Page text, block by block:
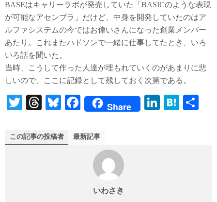
BASEはキャリーラボが発売していた「BASICのような表現
が可能なアセンブラ」だけど、中身を開発していたのはア
ルファシステムの今ではお偉いさんになった創業メンバー
あたり。これまたハドソンで一緒に仕事してたとき、いろ
いろ話を聞いた。
当時、こうして作った人達が埋もれていくのがあまりに悲
しいので、ここに記録として残しておく次第である。
T
tte
r
T
ea
ds
Bl
sk
y
Fa
bo
Share
Li
H
この記事の投稿者 最新記事
いわさき